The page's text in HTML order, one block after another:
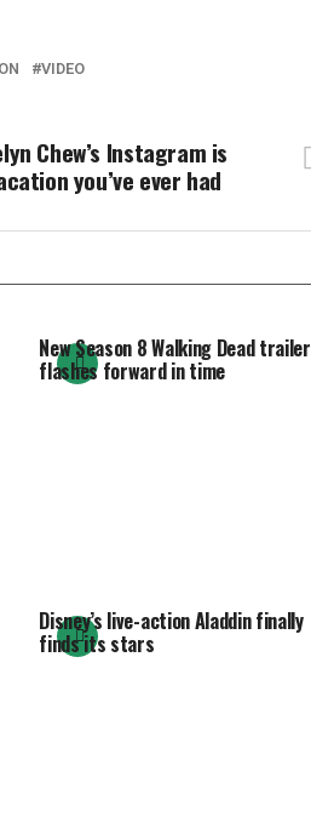
VIDEO
Chew’s Instagram is
you’ve ever had
New Season 8 Walking Dead trailer
flashes forward in time
Disney’s live-action Aladdin finally
finds its stars